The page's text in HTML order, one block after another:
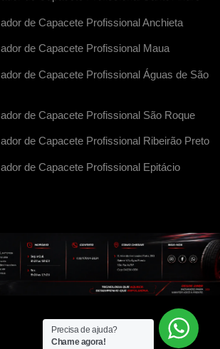
de Capacete Profissional Anchieta
de Capacete Profissional Maua
de Capacete Profissional Águas de São
de Capacete Profissional São Roque
de Capacete Profissional Ribeirão Preto
de Capacete Profissional Epitácio
Precisa de ajuda?
Chame agora!